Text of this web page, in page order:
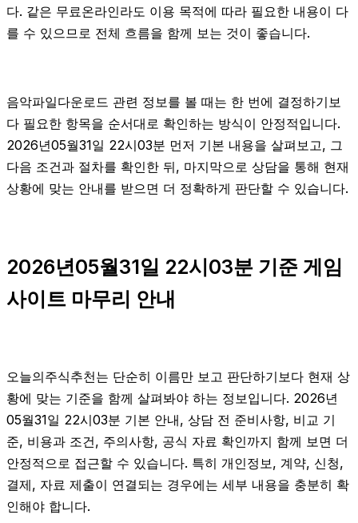
다. 같은 무료온라인라도 이용 목적에 따라 필요한 내용이 다
를 수 있으므로 전체 흐름을 함께 보는 것이 좋습니다.
음악파일다운로드 관련 정보를 볼 때는 한 번에 결정하기보
다 필요한 항목을 순서대로 확인하는 방식이 안정적입니다.
2026년05월31일 22시03분 먼저 기본 내용을 살펴보고, 그
다음 조건과 절차를 확인한 뒤, 마지막으로 상담을 통해 현재
상황에 맞는 안내를 받으면 더 정확하게 판단할 수 있습니다.
2026년05월31일 22시03분 기준 게임
사이트 마무리 안내
오늘의주식추천는 단순히 이름만 보고 판단하기보다 현재 상
황에 맞는 기준을 함께 살펴봐야 하는 정보입니다. 2026년
05월31일 22시03분 기본 안내, 상담 전 준비사항, 비교 기
준, 비용과 조건, 주의사항, 공식 자료 확인까지 함께 보면 더
안정적으로 접근할 수 있습니다. 특히 개인정보, 계약, 신청,
결제, 자료 제출이 연결되는 경우에는 세부 내용을 충분히 확
인해야 합니다.